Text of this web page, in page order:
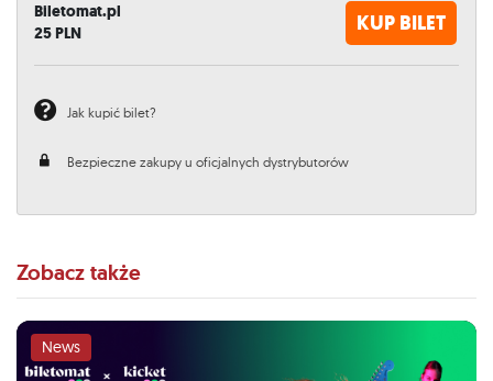
Biletomat.pl
25PLN KUP BILET
Jak kupić bilet?
Bezpieczne zakupy u oficjalnych dystrybutorów
Zobacz także
News